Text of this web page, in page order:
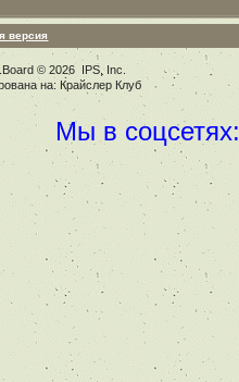
версия
© 2026 IPS, Inc
на: Крайслер Клуб
Мы в соцсетях: